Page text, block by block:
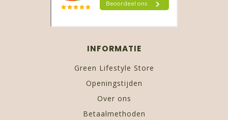
INFORMATIE
Green Lifestyle Store
Openingstijden
Over ons
Betaalmethoden